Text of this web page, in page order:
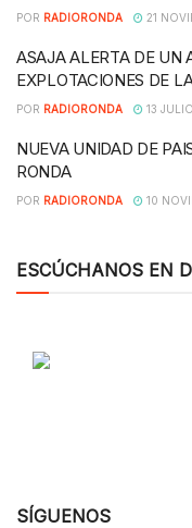
POR RADIORONDA 21
ASAJA ALERTA DE UN
EXPLOTACIONES DE
POR RADIORONDA 13
NUEVA UNIDAD DE
RONDA
POR RADIORONDA 10
ESCÚCHANOS EN
SÍGUENOS